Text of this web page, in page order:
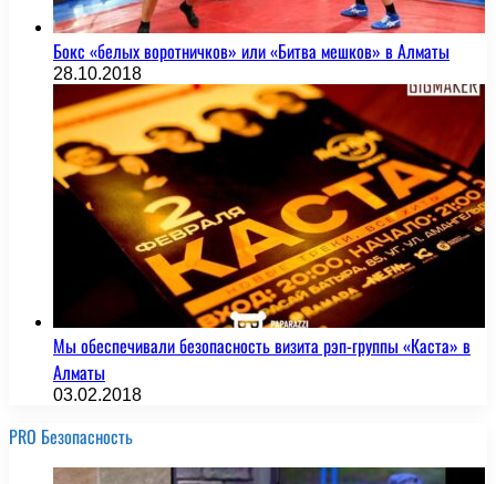
Бокс «белых воротничков» или «Битва мешков» в Алматы
28.10.2018
Мы обеспечивали безопасность визита рэп-группы «Каста» в
Алматы
03.02.2018
PRO Безопасность